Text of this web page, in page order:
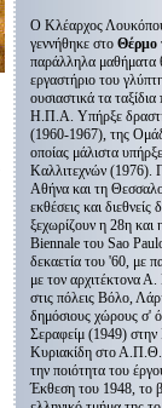
Ο Κλέαρχος
γεννήθηκε στο Θέρμο
παράλληλα μαθήματα
εργαστήριο του
ουσιαστικά τα
Η.Π.Α. Υπήρξε
(1960-1967), της
οποίας μάλιστα
Καλλιτεχνών (1976).
Αθήνα και τη
εκθέσεις και
ξεχωρίζουν η 28η και
Biennale του Sao
δεκαετία του '60, με
με τον αρχιτέκτονα Α.
στις πόλεις Βόλο,
δημόσιους χώρους σ'
Σεραφείμ (1949)
Κυριακίδη στο
την ποιότητα του
Έκθεση του 1948, το